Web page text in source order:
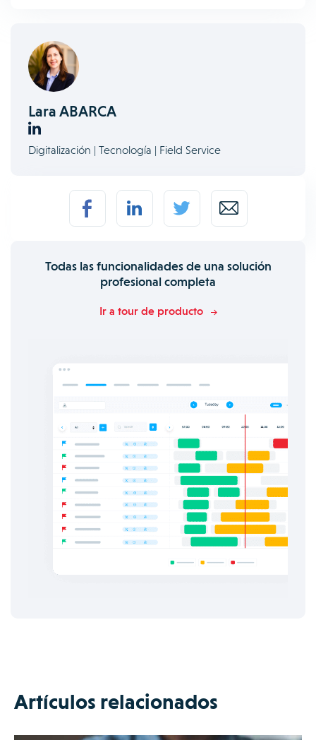
Lara ABARCA
Digitalización | Tecnología | Field Service
Todas las funcionalidades de una solución
profesional completa
Ir a tour de producto
Artículos relacionados